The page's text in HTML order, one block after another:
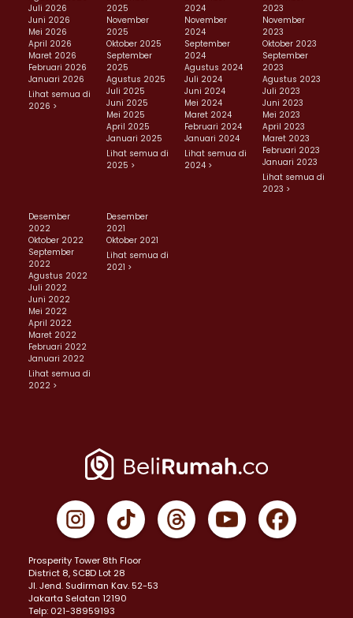
Juli 2026
Juni 2026
Mei 2026
April 2026
Maret 2026
Februari 2026
Januari 2026
Lihat semua di
2026 >
2025
November
2025
Oktober 2025
September
2025
Agustus 2025
Juli 2025
Juni 2025
Mei 2025
April 2025
Januari 2025
Lihat semua di
2025 >
2024
November
2024
September
2024
Agustus 2024
Juli 2024
Juni 2024
Mei 2024
Maret 2024
Februari 2024
Januari 2024
Lihat semua di
2024 >
2023
November
2023
Oktober 2023
September
2023
Agustus 2023
Juli 2023
Juni 2023
Mei 2023
April 2023
Maret 2023
Februari 2023
Januari 2023
Lihat semua di
2023 >
Desember
2022
Oktober 2022
September
2022
Agustus 2022
Juli 2022
Juni 2022
Mei 2022
April 2022
Maret 2022
Februari 2022
Januari 2022
Lihat semua di
2022 >
Desember
2021
Oktober 2021
Lihat semua di
2021 >
Prosperity Tower 8th Floor
District 8, SCBD Lot 28
JI. Jend. Sudirman Kav. 52-53
Jakarta Selatan 12190
Telp: 021-38959193